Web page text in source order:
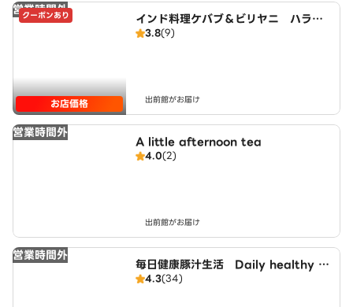
営業時間外
クーポンあり
お店価格
インド料理ケバブ＆ビリヤニ ハラ
ル Indian Curry Kebab＆Biryani
3.8(9)
出前館がお届け
営業時間外
A little afternoon tea
4.0(2)
出前館がお届け
営業時間外
毎日健康豚汁生活 Daily healthy p
ork soup life
4.3(34)